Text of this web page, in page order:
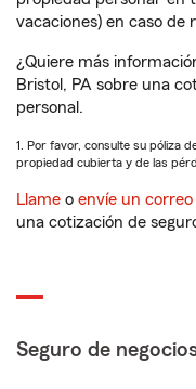
vacaciones) en caso de
¿Quiere más
Bristol, PA sobre una
personal.
1. Por favor, consulte su póliza
propiedad cubierta y de las
Llame o envíe un
una cotización de
Seguro de